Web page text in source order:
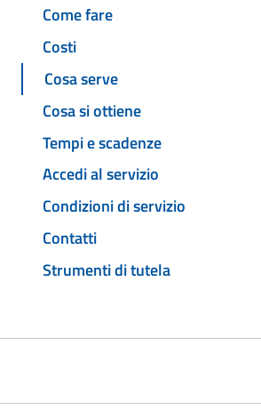
Come fare
Costi
Cosa serve
Cosa si ottiene
Tempi e scadenze
Accedi al servizio
Condizioni di servizio
Contatti
Strumenti di tutela